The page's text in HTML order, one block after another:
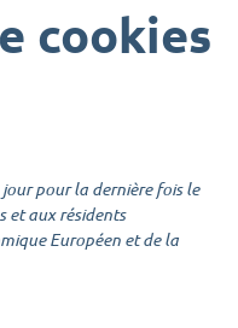
cookies
pour la dernière fois le
et aux résidents
Européen et de la